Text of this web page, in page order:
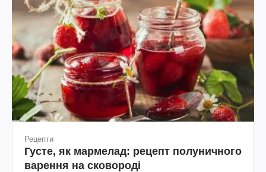
Рецепти
Густе, як мармелад: рецепт полуничного
варення на сковороді